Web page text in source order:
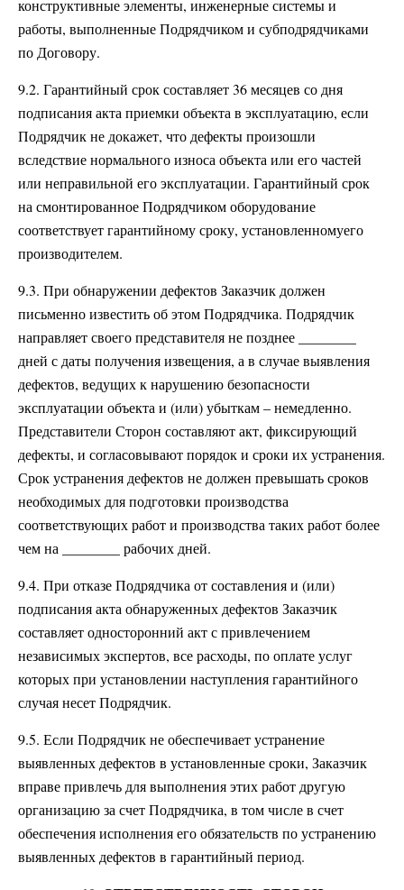
конструктивные элементы, инженерные системы и
работы, выполненные Подрядчиком и субподрядчиками
по Договору.
9.2. Гарантийный срок составляет 36 месяцев со дня
подписания акта приемки объекта в эксплуатацию, если
Подрядчик не докажет, что дефекты произошли
вследствие нормального износа объекта или его частей
или неправильной его эксплуатации. Гарантийный срок
на смонтированное Подрядчиком оборудование
соответствует гарантийному сроку, установленномуего
производителем.
9.3. При обнаружении дефектов Заказчик должен
письменно известить об этом Подрядчика. Подрядчик
направляет своего представителя не позднее ________
дней с даты получения извещения, а в случае выявления
дефектов, ведущих к нарушению безопасности
эксплуатации объекта и (или) убыткам – немедленно.
Представители Сторон составляют акт, фиксирующий
дефекты, и согласовывают порядок и сроки их устранения.
Срок устранения дефектов не должен превышать сроков
необходимых для подготовки производства
соответствующих работ и производства таких работ более
чем на ________ рабочих дней.
9.4. При отказе Подрядчика от составления и (или)
подписания акта обнаруженных дефектов Заказчик
составляет односторонний акт с привлечением
независимых экспертов, все расходы, по оплате услуг
которых при установлении наступления гарантийного
случая несет Подрядчик.
9.5. Если Подрядчик не обеспечивает устранение
выявленных дефектов в установленные сроки, Заказчик
вправе привлечь для выполнения этих работ другую
организацию за счет Подрядчика, в том числе в счет
обеспечения исполнения его обязательств по устранению
выявленных дефектов в гарантийный период.